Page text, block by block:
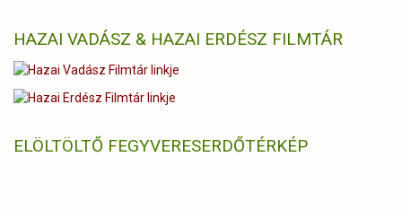
HAZAI VADÁSZ & HAZAI ERDÉSZ FILMTÁR
ELÖLTÖLTŐ FEGYVERESERDŐTÉRKÉP